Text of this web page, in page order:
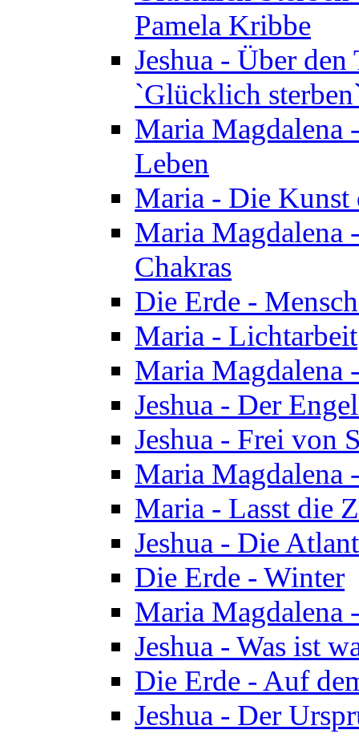
Pamela Kribbe
Jeshua - Über
`Glücklich
Maria Magdalena
Leben
Maria - Die Kunst
Maria Magdalena
Chakras
Die Erde -
Maria - Lichtarbeit
Maria Magdalena
Jeshua - Der
Jeshua - Frei von
Maria Magdalena
Maria - Lasst die
Jeshua - Die
Die Erde - Winter
Maria Magdalena
Jeshua - Was ist
Die Erde - Auf
Jeshua - Der